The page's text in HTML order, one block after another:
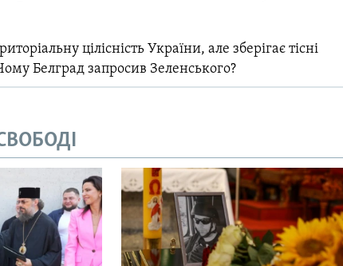
цілісність України, але зберігає тісні
Белград запросив Зеленського?